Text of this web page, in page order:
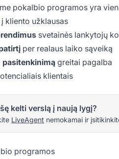
pokalbio programos yra
į kliento užklausas
svetainės lankytojų
per realaus laiko sąveiką
pasitenkinimą greitai pagalba
klientais
kelti verslą į naują lygį?
LiveAgent nemokamai ir
programos